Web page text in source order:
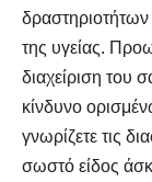
δραστηριοτήτων
της υγείας.
διαχείριση του
κίνδυνο
γνωρίζετε τις
σωστό είδος